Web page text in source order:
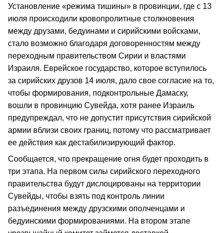
Установление «режима тишины» в провинции, где с 13
июля происходили кровопролитные столкновения
между друзами, бедуинами и сирийскими войсками,
стало возможно благодаря договоренностям между
переходным правительством Сирии и властями
Израиля. Еврейское государство, которое вступилось
за сирийских друзов 14 июля, дало свое согласие на то,
чтобы формирования, подконтрольные Дамаску,
вошли в провинцию Сувейда, хотя ранее Израиль
предупреждал, что не допустит присутствия сирийской
армии вблизи своих границ, потому что рассматривает
ее действия как дестабилизирующий фактор.
Сообщается, что прекращение огня будет проходить в
три этапа. На первом силы сирийского переходного
правительства будут дислоцированы на территории
Сувейды, чтобы взять под контроль линии
разъединения между друзскими ополченцами и
бедуинскими формированиями. На втором этапе